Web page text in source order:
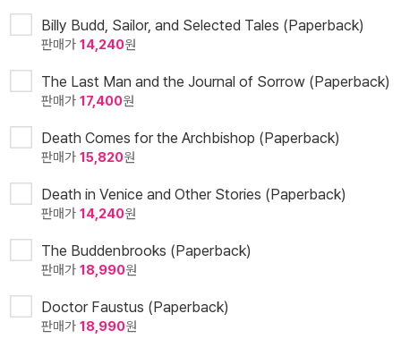
Billy Budd, Sailor, and Selected Tales (Paperback)
판매가 14,240원
The Last Man and the Journal of Sorrow (Paperback)
판매가 17,400원
Death Comes for the Archbishop (Paperback)
판매가 15,820원
Death in Venice and Other Stories (Paperback)
판매가 14,240원
The Buddenbrooks (Paperback)
판매가 18,990원
Doctor Faustus (Paperback)
판매가 18,990원